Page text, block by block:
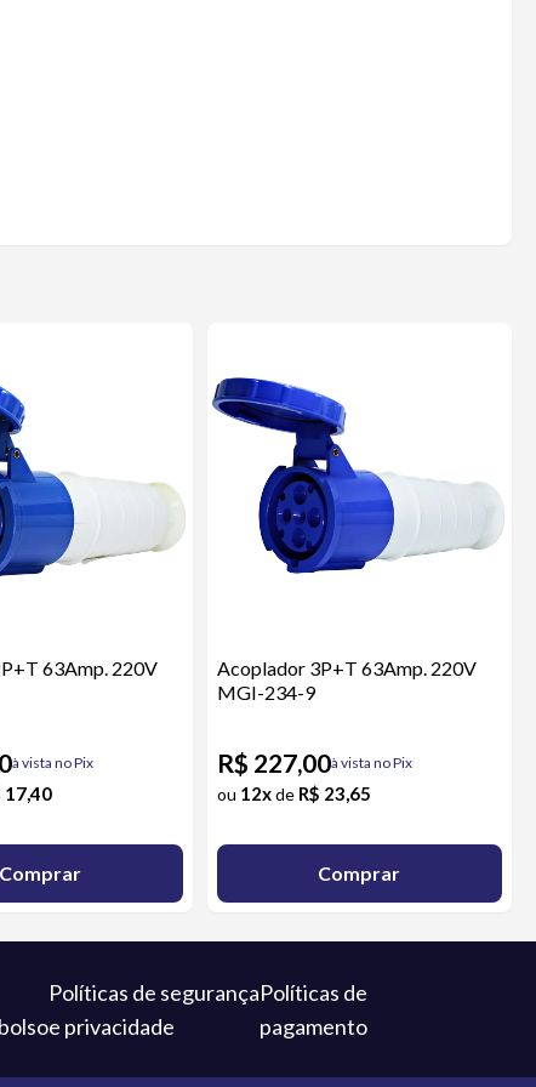
63Amp. 220V
à vista no Pix
17,40
Comprar
Acoplador 3P+T 63Amp. 220V
MGI-234-9
R$ 227,00à vista no Pix
ou 12xde R$ 23,65
Comprar
Políticas de segurança
e privacidade
Políticas de
pagamento